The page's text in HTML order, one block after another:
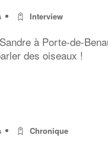
Interview
à Porte-de-
des oiseaux !
Chronique